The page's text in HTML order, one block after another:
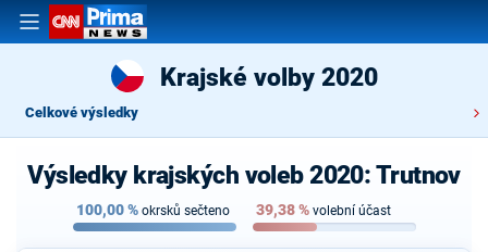
Krajské volby 2020
Celkové výsledky
Výsledky krajských voleb 2020: Trutnov
100,00% okrsků sečteno 39,38% volební účast